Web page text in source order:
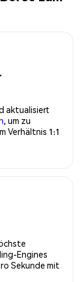
aktualisiert
, um zu
Verhältnis 1:1
Engines
Sekunde mit